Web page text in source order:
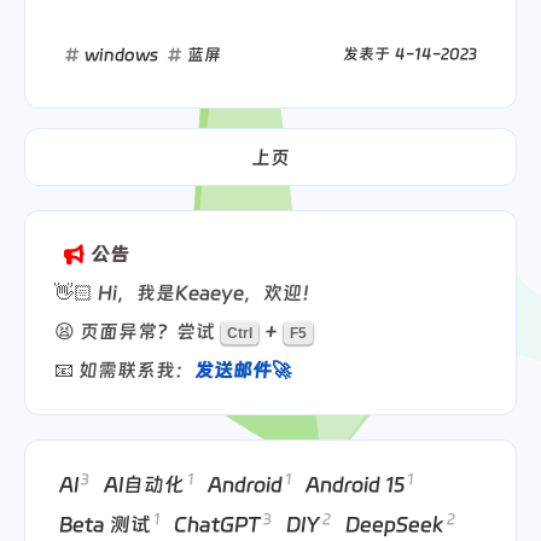
发表于 4-14-2023
windows 蓝屏
上页
公告
👋🏻 Hi，我是Keaeye，欢迎！
😫 页面异常？尝试
Ctrl + F5
📧 如需联系我： 发送邮件🚀
AI 3 AI自动化 1 Android 1 Android 15 1
Beta 测试 1 ChatGPT 3 DIY2 DeepSeek2